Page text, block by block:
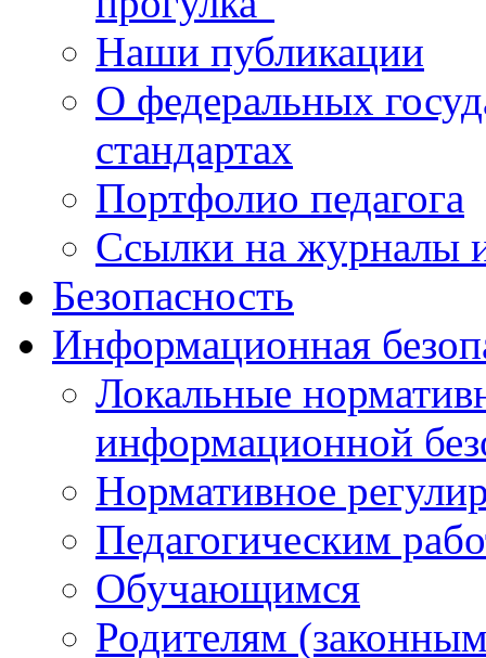
Наши публикации
О федеральных
стандартах
Портфолио педагога
Ссылки на журналы
Безопасность
Информационная
Локальные
информационной
Нормативное
Педагогическим
Обучающимся
Родителям